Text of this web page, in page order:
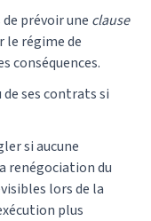
prévoir une clause
régime de
conséquences.
ses contrats si
si aucune
renégociation du
lors de la
plus